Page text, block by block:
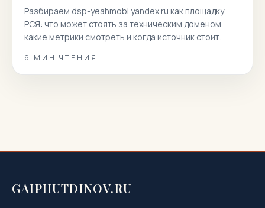
Разбираем dsp-yeahmobi.yandex.ru как площадку
РСЯ: что может стоять за техническим доменом,
какие метрики смотреть и когда источник стоит
6 МИН ЧТЕНИЯ
GAIPHUTDINOV.RU